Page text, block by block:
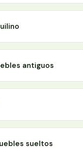
antiguos
sueltos